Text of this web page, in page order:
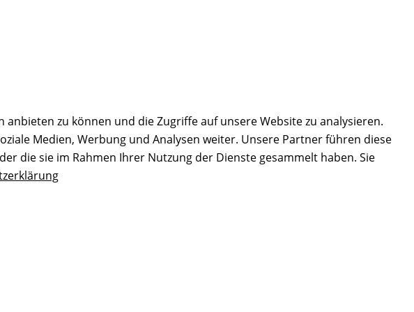
zu können und die Zugriffe auf unsere Website zu analysieren.
Medien, Werbung und Analysen weiter. Unsere Partner führen diese
die sie im Rahmen Ihrer Nutzung der Dienste gesammelt haben. Sie